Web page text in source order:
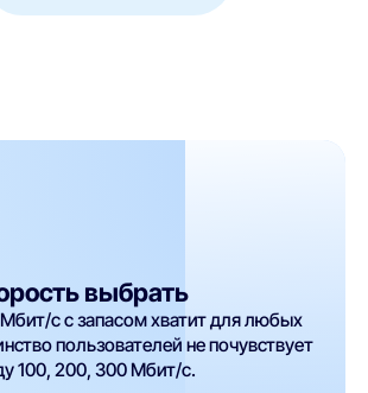
выбрать
с с запасом хватит для любых
пользователей не почувствует
100, 200, 300 Мбит/с.